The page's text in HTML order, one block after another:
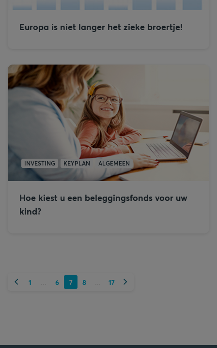
Europa is niet langer het zieke broertje!
INVESTING KEYPLAN ALGEMEEN
Hoe kiest u een beleggingsfonds voor uw
kind?
Vorige 1 6 7 8 17 Volgende